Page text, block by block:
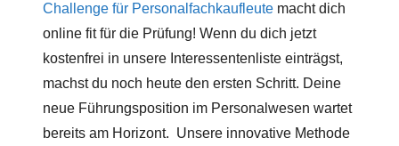
Challenge für Personalfachkaufleute macht dich
online fit für die Prüfung! Wenn du dich jetzt
kostenfrei in unsere Interessentenliste einträgst,
machst du noch heute den ersten Schritt. Deine
neue Führungsposition im Personalwesen wartet
bereits am Horizont. Unsere innovative Methode